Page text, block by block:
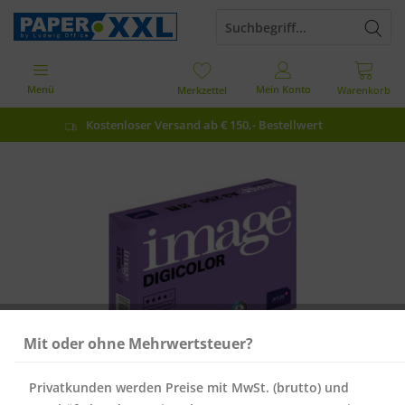
Kostenloser Versand ab € 150,- Bestellwert
Warenkorb
Merkzettel Mein Konto
Menü
Mit oder ohne Mehrwertsteuer?
Privatkunden werden Preise mit MwSt. (brutto) und